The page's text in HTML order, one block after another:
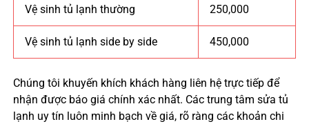
Vệ sinh tủ lạnh thường 250,000
Vệ sinh tủ lạnh side by side 450,000
Chúng tôi khuyến khích khách hàng liên hệ trực tiếp để
nhận được báo giá chính xác nhất. Các trung tâm sửa tủ
lạnh uy tín luôn minh bạch về giá, rõ ràng các khoản chi